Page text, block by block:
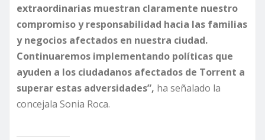
extraordinarias muestran claramente nuestro
compromiso y responsabilidad hacia las familias
y negocios afectados en nuestra ciudad.
Continuaremos implementando políticas que
ayuden a los ciudadanos afectados de Torrent a
superar estas adversidades”, ha señalado la
concejala Sonia Roca.